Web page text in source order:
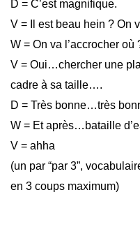
D = C’est magnifique.
V = Il est beau hein ? On
W = On va l’accrocher où
V = Oui…chercher une
cadre à sa taille….
D = Très bonne…très
W = Et après…bataille
V = ahha
(un par “par 3”,
en 3 coups maximum)